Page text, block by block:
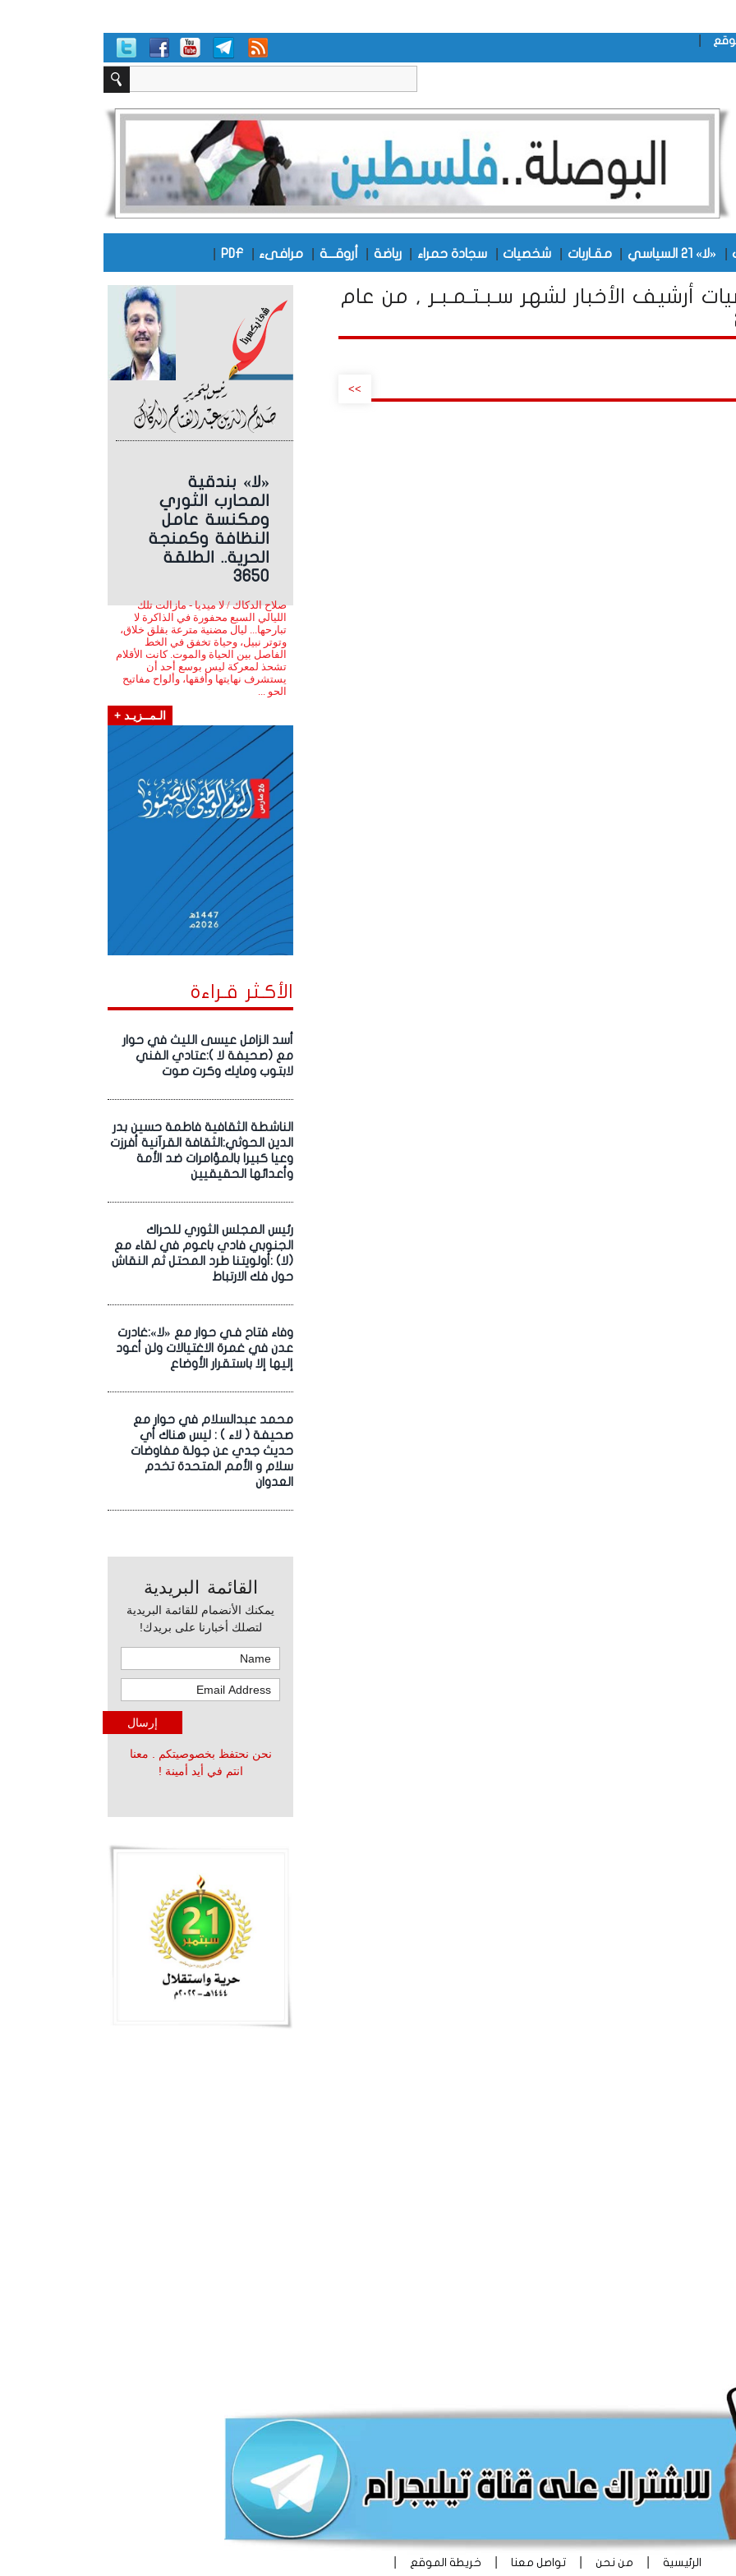
«لا» 21 السياسي مقـاربات شخصيات سجادة حمراء رياضة أروقـــة مرافىء PDF
«لا» بندقية
المحارب الثوري
ومكنسة عامل
النظافة وكمنجة
الحرية.. الطلقة
3650
صلاح الدكاك / لا ميديا - مازالت تلك
الليالي السبع محفورة في الذاكرة لا
تبارحها... ليال مضنية مترعة بقلق خلاق،
وتوتر نبيل، وحياة تخفق في الخط
الفاصل بين الحياة والموت. كانت الأقلام
تشحذ لمعركة ليس بوسع أحد أن
يستشرف نهايتها وأفقها، وألواح مفاتيح
الحو ...
الـمــزيـد +
الأكـثر قـراءة
أسد الزامل عيسى الليث في حوار
مع (صحيفة لا ):عتادي الفني
لابتوب ومايك وكرت صوت
الناشطة الثقافية فاطمة حسين بدر
الدين الحوثي:الثقافة القرآنية أفرزت
وعيا كبيرا بالمؤامرات ضد الأمة
وأعدائها الحقيقيين
رئيس المجلس الثوري للحراك
الجنوبي فادي باعوم في لقاء مع
(لا) :أولويتنا طرد المحتل ثم النقاش
حول فك الارتباط
وفاء فتاح فـي حوار مع «لا»:غادرت
عدن في غمرة الاغتيالات ولن أعود
إليها إلا باستقرار الأوضاع
محمد عبدالسلام في حوار مع
صحيفة ( لاء ) : ليس هناك أي
حديث جدي عن جولة مفاوضات
سلام و الأمم المتحدة تخدم
العدوان
القائمة البريدية
يمكنك الأنضمام للقائمة البريدية
لتصلك أخبارنا على بريدك!
نحن نحتفظ بخصوصيتكم . معنا
انتم في أيد أمينة !
أرشيف الأخبار لشهر سـبـتـمـبـر , من عام
>>
الرئيسية من نحن تواصل معنا خريطة الموقع